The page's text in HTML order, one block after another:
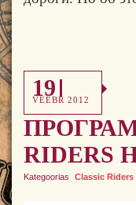
19
VEEBR 2012
RIDERS
Kategoorias Classic Riders